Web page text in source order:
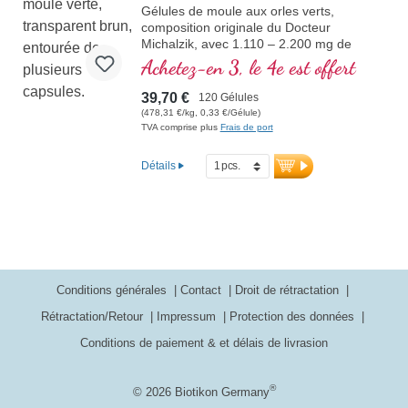
Gélules de moule aux orles verts,
composition originale du Docteur
Michalzik, avec 1.110 – 2.200 mg de
perna canaliculus de Nouvelle Zélande,
riches en glycosaminoglycanes (GAGs),
30 – 60 mg par dose journalière, sans
additifs, qualité ultra-pure.
Achetez-en 3, le 4e est offert
39,70 € 120 Gélules
(478,31 €/kg, 0,33 €/Gélule)
TVA comprise plus Frais de port
Détails
© 2026 Biotikon Germany®
Conditions générales Contact
Droit de rétractation
Rétractation/Retour
Impressum
Protection des données
Conditions de paiement & et délais de livrasion